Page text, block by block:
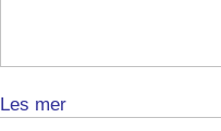
Les mer